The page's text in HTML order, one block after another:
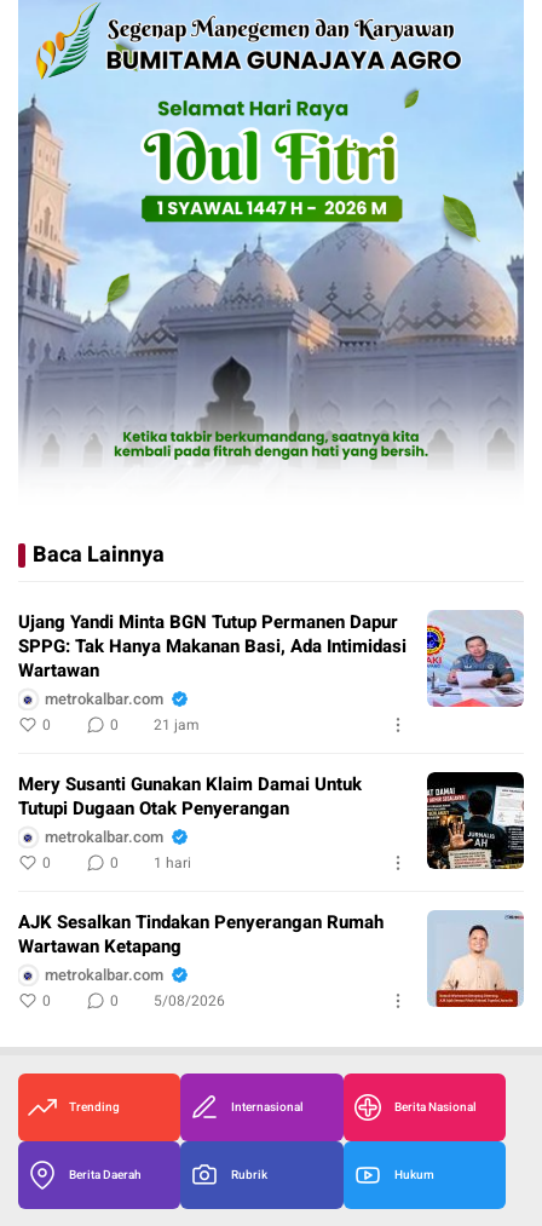
Baca Lainnya
Ujang Yandi Minta BGN Tutup Permanen Dapur
SPPG: Tak Hanya Makanan Basi, Ada Intimidasi
Wartawan
metrokalbar.com
0 0 21 jam
Mery Susanti Gunakan Klaim Damai Untuk
Tutupi Dugaan Otak Penyerangan
metrokalbar.com
0 0 1 hari
AJK Sesalkan Tindakan Penyerangan Rumah
Wartawan Ketapang
metrokalbar.com
0 0 5/08/2026
Trending Internasional Berita Nasional
Berita Daerah Rubrik Hukum